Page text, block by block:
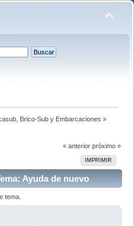
Brico-Sub y Embarcaciones »
« anterior próximo »
IMPRIMIR
Ayuda de nuevo
tema.